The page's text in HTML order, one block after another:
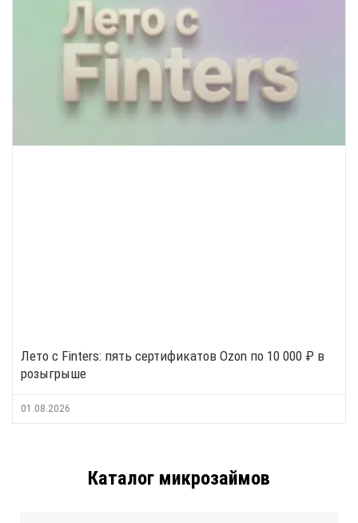
Лето с Finters: пять сертификатов Ozon по 10 000 ₽ в
розыгрыше
01.08.2026
Каталог микрозаймов